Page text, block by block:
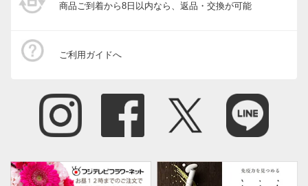
商品ご到着から8日以内なら、返品・交換が可能
ご利用ガイドへ